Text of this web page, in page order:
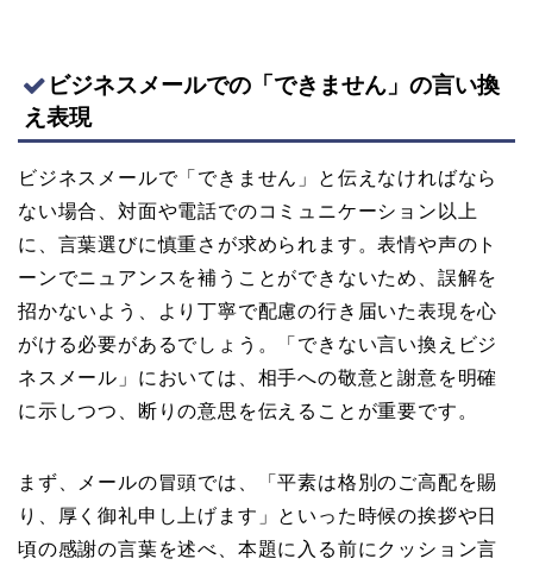
ビジネスメールでの「できません」の言い換
え表現
ビジネスメールで「できません」と伝えなければなら
ない場合、対面や電話でのコミュニケーション以上
に、言葉選びに慎重さが求められます。表情や声のト
ーンでニュアンスを補うことができないため、誤解を
招かないよう、より丁寧で配慮の行き届いた表現を心
がける必要があるでしょう。「できない言い換えビジ
ネスメール」においては、相手への敬意と謝意を明確
に示しつつ、断りの意思を伝えることが重要です。
まず、メールの冒頭では、「平素は格別のご高配を賜
り、厚く御礼申し上げます」といった時候の挨拶や日
頃の感謝の言葉を述べ、本題に入る前にクッション言